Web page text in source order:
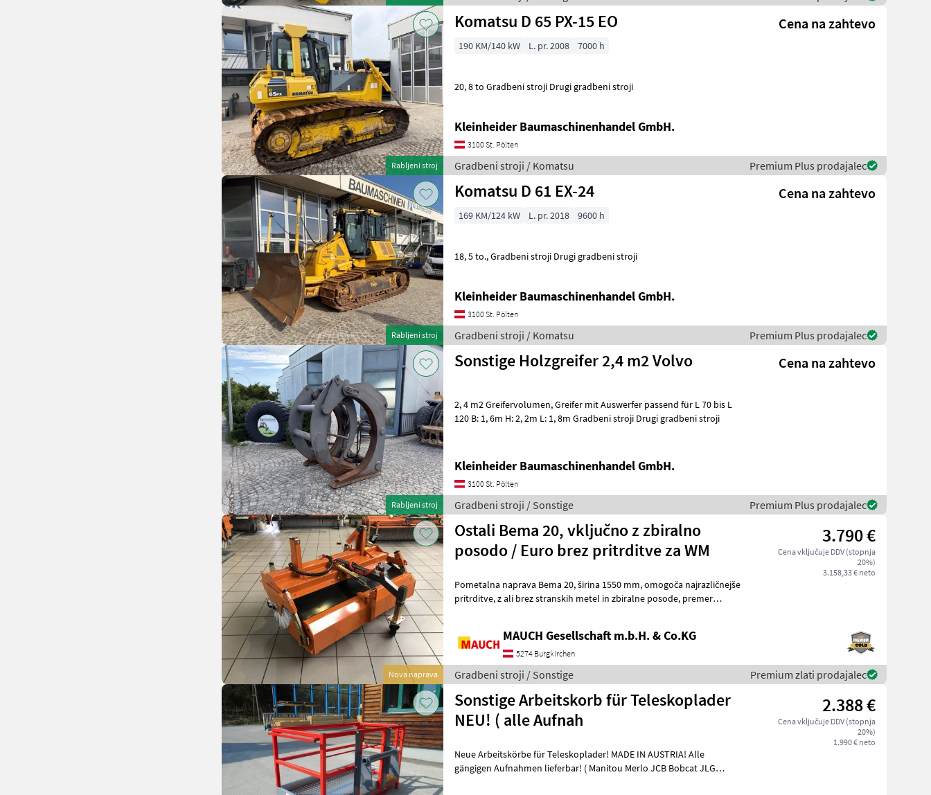
Rabljeni stroj
Komatsu D 65 PX-15 EO Cena na zahtevo
190 KM/140 kW L. pr. 2008 7000 h
20, 8 to Gradbeni stroji Drugi gradbeni stroji
Kleinheider Baumaschinenhandel GmbH.
3100 St. Pölten
Gradbeni stroji / Komatsu Premium Plus prodajalec
Rabljeni stroj
Komatsu D 61 EX-24 Cena na zahtevo
169 KM/124 kW L. pr. 2018 9600 h
18, 5 to., Gradbeni stroji Drugi gradbeni stroji
Kleinheider Baumaschinenhandel GmbH.
3100 St. Pölten
Gradbeni stroji / Komatsu Premium Plus prodajalec
Rabljeni stroj
Sonstige Holzgreifer 2,4 m2 Volvo Cena na zahtevo
2, 4 m2 Greifervolumen, Greifer mit Auswerfer passend für L 70 bis L
120 B: 1, 6m H: 2, 2m L: 1, 8m Gradbeni stroji Drugi gradbeni stroji
Kleinheider Baumaschinenhandel GmbH.
3100 St. Pölten
Gradbeni stroji / Sonstige Premium Plus prodajalec
Nova naprava
Ostali Bema 20, vključno z zbiralno
posodo / Euro brez pritrditve za WM
3.790 €
Cena vključuje DDV (stopnja
20%)
3.158,33 € neto
Pometalna naprava Bema 20, širina 1550 mm, omogoča najrazličnejše
pritrditve, z ali brez stranskih metel in zbiralne posode, premer
MAUCH Gesellschaft m.b.H. & Co.KG
5274 Burgkirchen
Gradbeni stroji / Sonstige Premium zlati prodajalec
Sonstige Arbeitskorb für Teleskoplader
NEU! ( alle Aufnah
2.388 €
Cena vključuje DDV (stopnja
20%)
1.990 € neto
Neue Arbeitskörbe für Teleskoplader! MADE IN AUSTRIA! Alle
gängigen Aufnahmen lieferbar! ( Manitou Merlo JCB Bobcat JLG